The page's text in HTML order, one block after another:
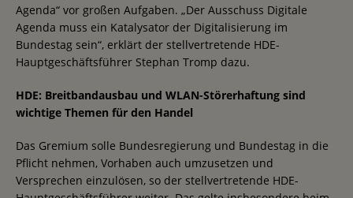
Agenda“ vor großen Aufgaben. „Der Ausschuss Digitale
Agenda muss ein Katalysator der Digitalisierung im
Bundestag sein“, erklärt der stellvertretende HDE-
Hauptgeschäftsführer Stephan Tromp dazu.
HDE: Breitbandausbau und WLAN-Störerhaftung sind
wichtige Themen für den Handel
Das Gremium solle Bundesregierung und Bundestag in die
Pflicht nehmen, Vorhaben auch umzusetzen und
Versprechen einzulösen, so der stellvertretende HDE-